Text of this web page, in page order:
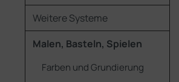
Weitere Systeme
Malen, Basteln, Spielen
Farben und Grundierung